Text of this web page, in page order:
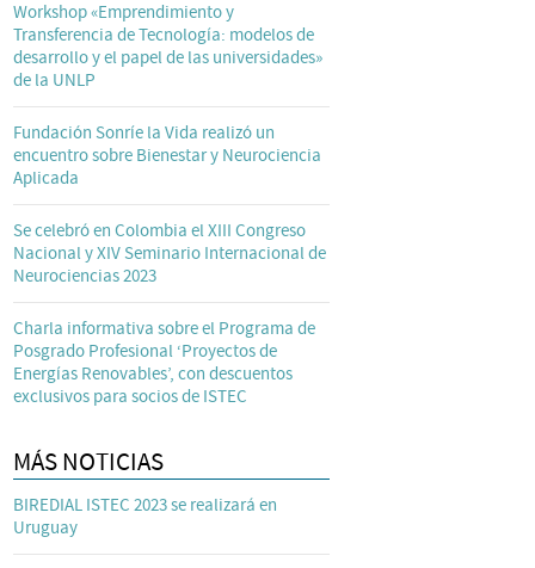
Workshop «Emprendimiento y
Transferencia de Tecnología: modelos de
desarrollo y el papel de las universidades»
de la UNLP
Fundación Sonríe la Vida realizó un
encuentro sobre Bienestar y Neurociencia
Aplicada
Se celebró en Colombia el XIII Congreso
Nacional y XIV Seminario Internacional de
Neurociencias 2023
Charla informativa sobre el Programa de
Posgrado Profesional ‘Proyectos de
Energías Renovables’, con descuentos
exclusivos para socios de ISTEC
MÁS NOTICIAS
BIREDIAL ISTEC 2023 se realizará en
Uruguay